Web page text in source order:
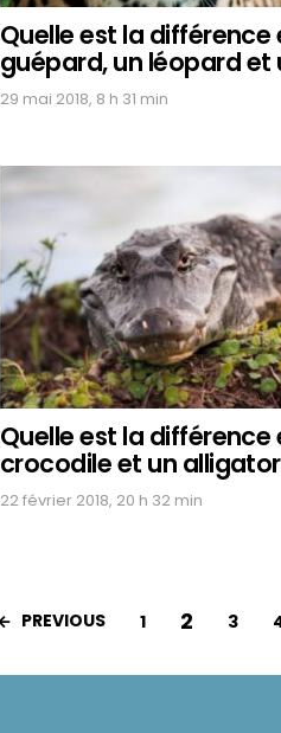
Quelle est la différence
guépard, un léopard et
29 mai 2018, 8 h 31 min
Quelle est la différence
crocodile et un
22 février 2018, 20 h 32 min
PREVIOUS 1 2 3